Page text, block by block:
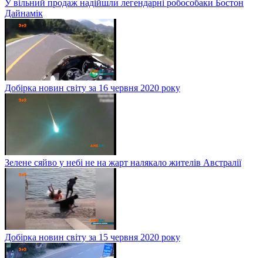
У вільний продаж надійшли легендарні робособаки Бостон
Дайнамік
Добірка новин світу за 16 червня 2020 року
Зелене сяйво у небі не на жарт налякало жителів Австралії
Добірка новин світу за 15 червня 2020 року